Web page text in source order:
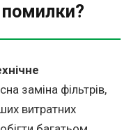
помилки?
заміна фільтрів,
витратних